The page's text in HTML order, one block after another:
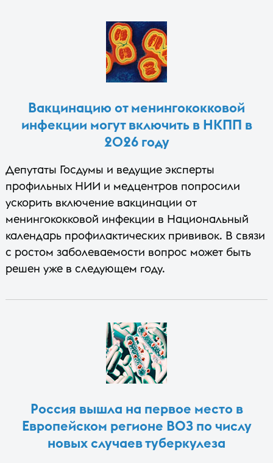
Вакцинацию от менингококковой
инфекции могут включить в НКПП в
2026 году
Депутаты Госдумы и ведущие эксперты
профильных НИИ и медцентров попросили
ускорить включение вакцинации от
менингококковой инфекции в Национальный
календарь профилактических прививок. В связи
с ростом заболеваемости вопрос может быть
решен уже в следующем году.
Россия вышла на первое место в
Европейском регионе ВОЗ по числу
новых случаев туберкулеза